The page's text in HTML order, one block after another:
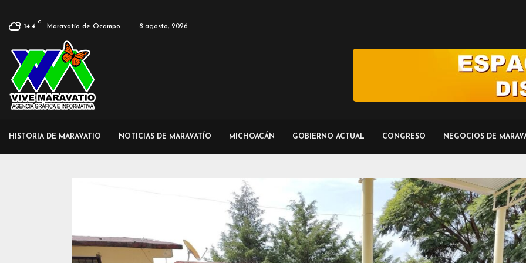
14.4
C
Maravatío de Ocampo 8 agosto, 2026
HISTORIA DE MARAVATIO NOTICIAS DE MARAVATÍO MICHOACÁN GOBIERNO ACTUAL CONGRESO NEGOCIOS DE